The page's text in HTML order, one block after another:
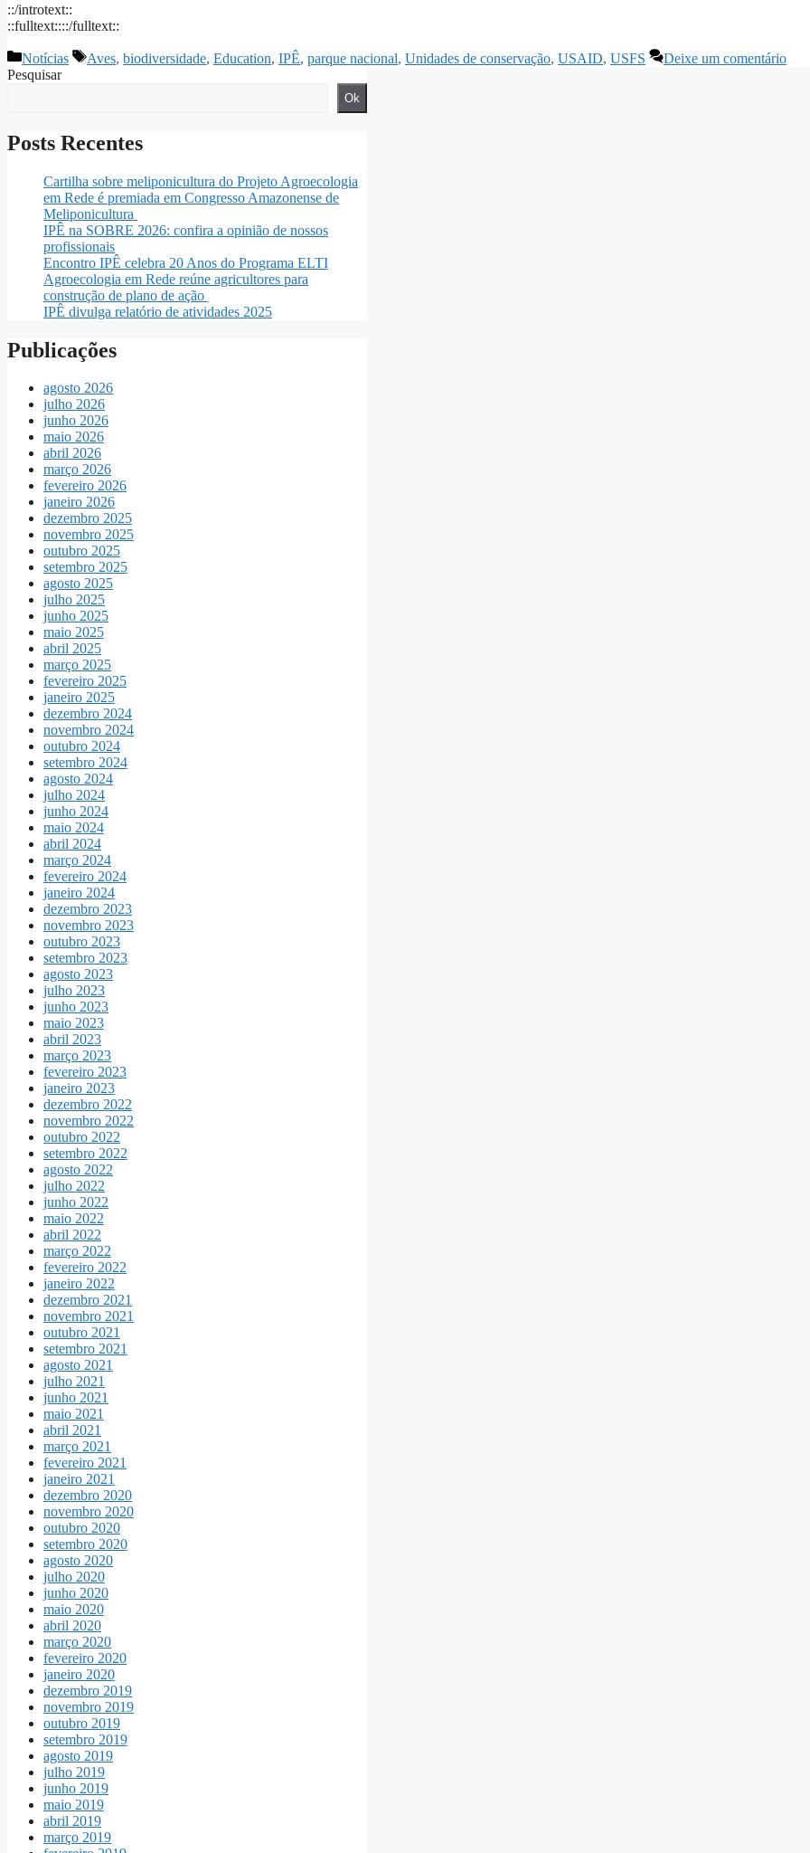
::/introtext::
::fulltext::::/fulltext::
Categorias
Notícias Tags
Aves, biodiversidade, Education, IPÊ, parque nacional, Unidades de conservação, USAID, USFS
Deixe um comentário
Pesquisar
Ok
Posts Recentes
Cartilha sobre meliponicultura do Projeto Agroecologia
em Rede é premiada em Congresso Amazonense de
Meliponicultura
IPÊ na SOBRE 2026: confira a opinião de nossos
profissionais
Encontro IPÊ celebra 20 Anos do Programa ELTI
Agroecologia em Rede reúne agricultores para
construção de plano de ação
IPÊ divulga relatório de atividades 2025
Publicações
agosto 2026
julho 2026
junho 2026
maio 2026
abril 2026
março 2026
fevereiro 2026
janeiro 2026
dezembro 2025
novembro 2025
outubro 2025
setembro 2025
agosto 2025
julho 2025
junho 2025
maio 2025
abril 2025
março 2025
fevereiro 2025
janeiro 2025
dezembro 2024
novembro 2024
outubro 2024
setembro 2024
agosto 2024
julho 2024
junho 2024
maio 2024
abril 2024
março 2024
fevereiro 2024
janeiro 2024
dezembro 2023
novembro 2023
outubro 2023
setembro 2023
agosto 2023
julho 2023
junho 2023
maio 2023
abril 2023
março 2023
fevereiro 2023
janeiro 2023
dezembro 2022
novembro 2022
outubro 2022
setembro 2022
agosto 2022
julho 2022
junho 2022
maio 2022
abril 2022
março 2022
fevereiro 2022
janeiro 2022
dezembro 2021
novembro 2021
outubro 2021
setembro 2021
agosto 2021
julho 2021
junho 2021
maio 2021
abril 2021
março 2021
fevereiro 2021
janeiro 2021
dezembro 2020
novembro 2020
outubro 2020
setembro 2020
agosto 2020
julho 2020
junho 2020
maio 2020
abril 2020
março 2020
fevereiro 2020
janeiro 2020
dezembro 2019
novembro 2019
outubro 2019
setembro 2019
agosto 2019
julho 2019
junho 2019
maio 2019
abril 2019
março 2019